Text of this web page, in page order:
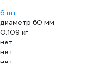
6 шт
диаметр 60 мм
0.109 кг
нет
нет